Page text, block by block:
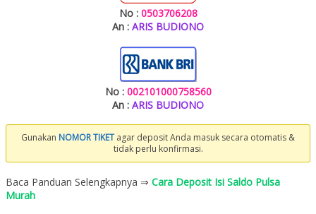
No : 0503706208
An : ARIS BUDIONO
No : 002101000758560
An : ARIS BUDIONO
Gunakan NOMOR TIKET agar deposit Anda masuk secara otomatis &
tidak perlu konfirmasi.
Baca Panduan Selengkapnya ⇒ Cara Deposit Isi Saldo Pulsa
Murah